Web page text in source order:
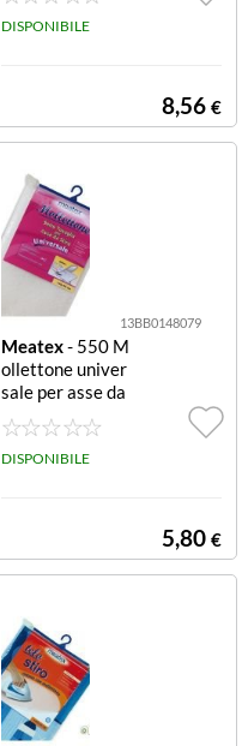
rsale antilucido
DISPONIBILE
8,56 €
13BB0148079
Meatex- 550 M
ollettone univer
sale per asse da
stiro bianco 140
x50 cm Mollett
one universale
DISPONIBILE
5,80 €